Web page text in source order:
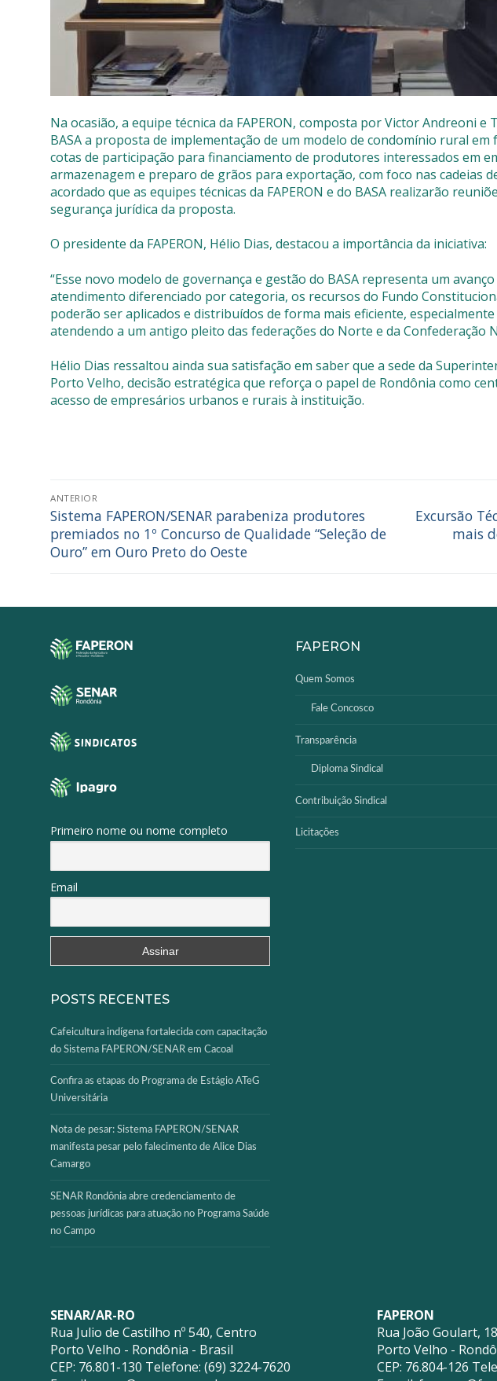
Na ocasião, a equipe técnica da FAPERON, composta por Victor Andreoni
BASA a proposta de implementação de um modelo de condomínio rural em
cotas de participação para financiamento de produtores interessados em
armazenagem e preparo de grãos para exportação, com foco nas cadeias
acordado que as equipes técnicas da FAPERON e do BASA realizarão
segurança jurídica da proposta.
O presidente da FAPERON, Hélio Dias, destacou a importância da iniciativa:
“Esse novo modelo de governança e gestão do BASA representa um
atendimento diferenciado por categoria, os recursos do Fundo
poderão ser aplicados e distribuídos de forma mais eficiente,
atendendo a um antigo pleito das federações do Norte e da Confederação
Hélio Dias ressaltou ainda sua satisfação em saber que a sede da
Porto Velho, decisão estratégica que reforça o papel de Rondônia como
acesso de empresários urbanos e rurais à instituição.
ANTERIOR
Sistema FAPERON/SENAR parabeniza produtores
premiados no 1º Concurso de Qualidade “Seleção de
Ouro” em Ouro Preto do Oeste
Excursão
mais
Primeiro nome ou nome completo
Email
POSTS RECENTES
Cafeicultura indígena fortalecida com capacitação
do Sistema FAPERON/SENAR em Cacoal
Confira as etapas do Programa de Estágio ATeG
Universitária
Nota de pesar: Sistema FAPERON/SENAR
manifesta pesar pelo falecimento de Alice Dias
Camargo
SENAR Rondônia abre credenciamento de
pessoas jurídicas para atuação no Programa Saúde
no Campo
FAPERON
Quem Somos
Fale Concosco
Transparência
Diploma Sindical
Contribuição Sindical
Licitações
SENAR/AR-RO
Rua Julio de Castilho nº 540, Centro
Porto Velho - Rondônia - Brasil
CEP: 76.801-130 Telefone: (69) 3224-7620
FAPERON
Rua João Goulart,
Porto Velho -
CEP: 76.804-126